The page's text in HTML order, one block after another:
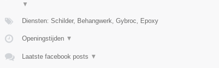
▼
Diensten: Schilder, Behangwerk, Gybroc, Epoxy
Openingstijden ▼
Laatste facebook posts ▼